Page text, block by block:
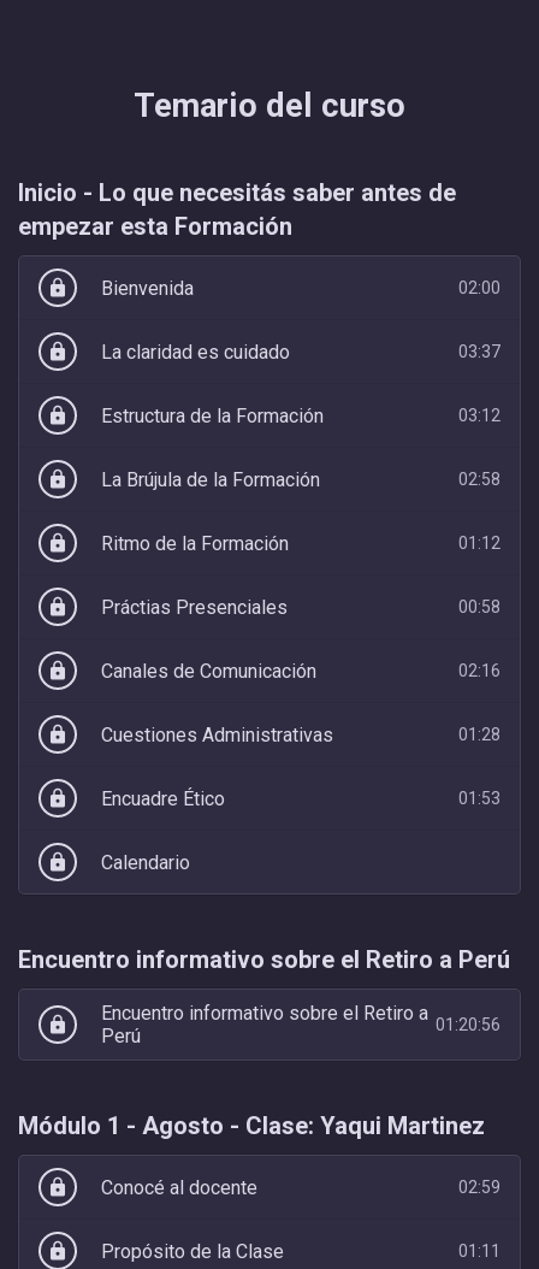
Temario del curso
Inicio - Lo que necesitás saber antes de
empezar esta Formación
lock Bienvenida 02:00
lock La claridad es cuidado 03:37
lock Estructura de la Formación 03:12
lock La Brújula de la Formación 02:58
lock Ritmo de la Formación 01:12
lock Práctias Presenciales 00:58
lock Canales de Comunicación 02:16
lock Cuestiones Administrativas 01:28
lock Encuadre Ético 01:53
lock Calendario
Encuentro informativo sobre el Retiro a Perú
lock
Encuentro informativo sobre el Retiro a
Perú
01:20:56
Módulo 1 - Agosto - Clase: Yaqui Martinez
lock Conocé al docente 02:59
lock Propósito de la Clase 01:11